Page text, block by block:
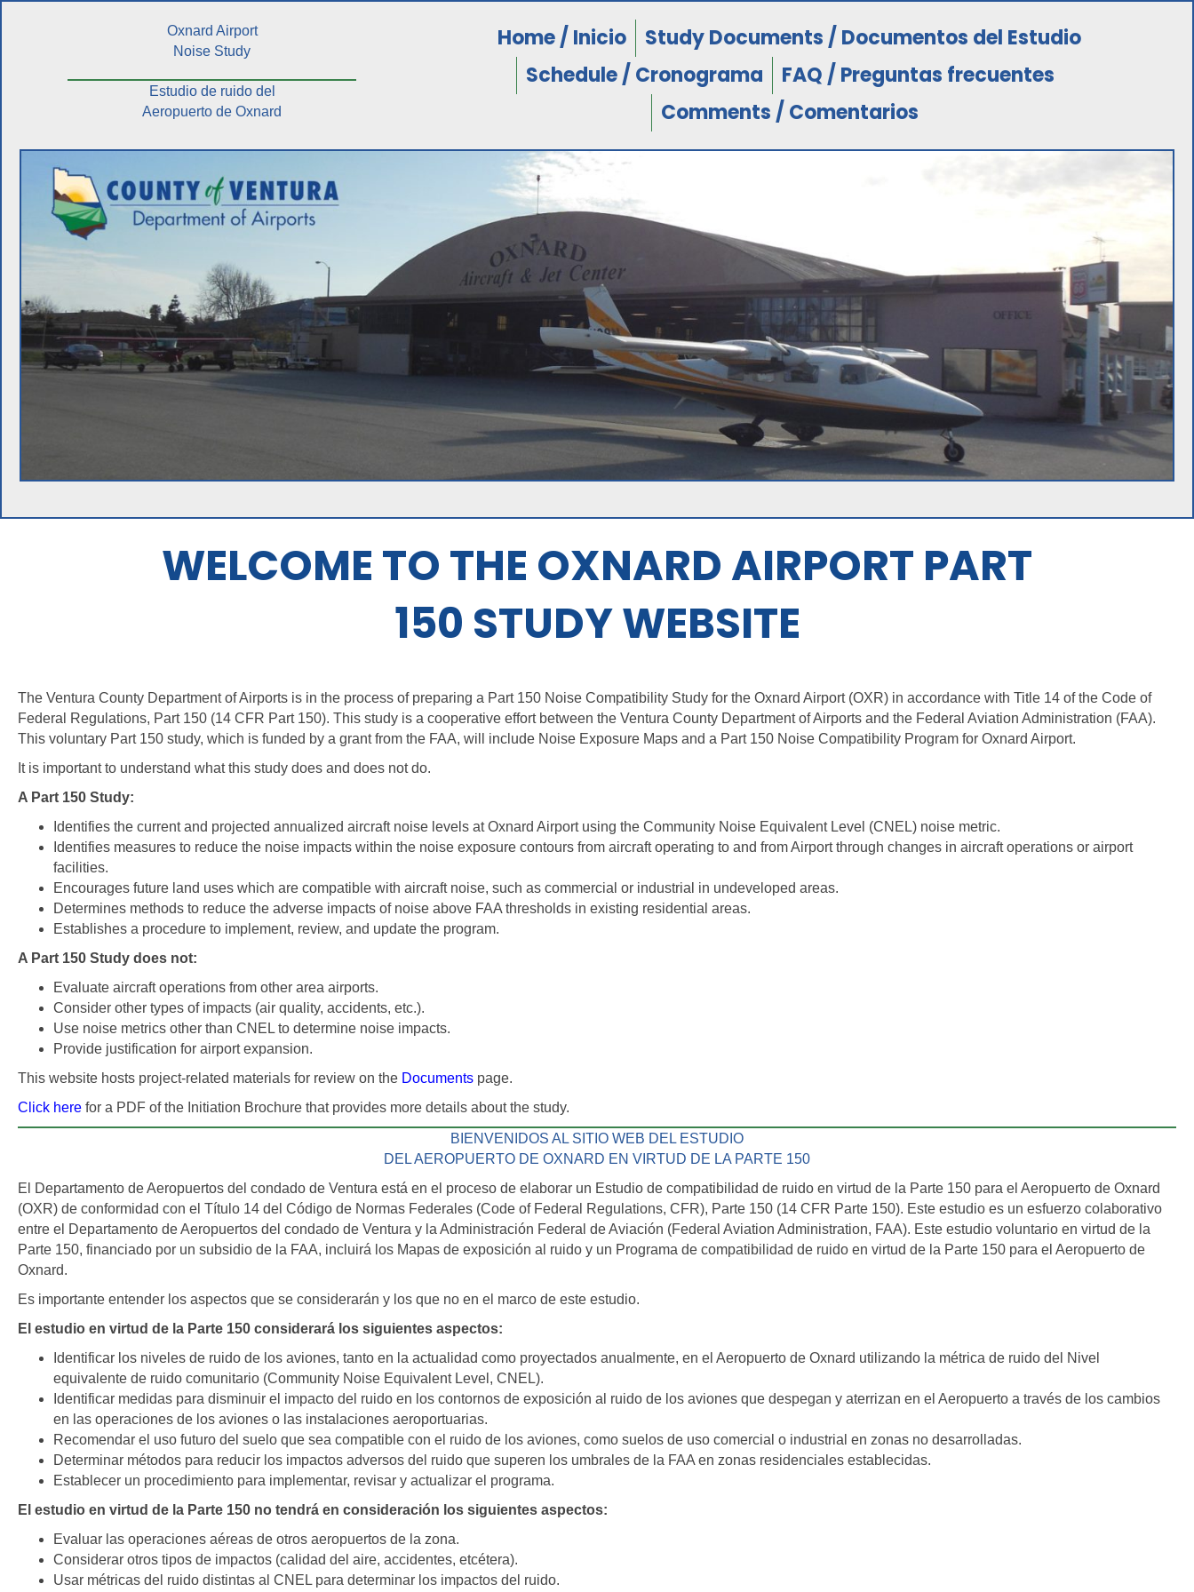
Oxnard Airport
Noise Study
Estudio de ruido del
Aeropuerto de Oxnard
Home / Inicio
Study Documents / Documentos del Estudio
Schedule / Cronograma
FAQ / Preguntas frecuentes
Comments / Comentarios
WELCOME TO THE OXNARD AIRPORT PART
150 STUDY WEBSITE
The Ventura County Department of Airports is in the process of preparing a Part 150 Noise Compatibility Study for the Oxnard Airport (OXR) in accordance with Title 14 of the Code of
Federal Regulations, Part 150 (14 CFR Part 150). This study is a cooperative effort between the Ventura County Department of Airports and the Federal Aviation Administration (FAA).
This voluntary Part 150 study, which is funded by a grant from the FAA, will include Noise Exposure Maps and a Part 150 Noise Compatibility Program for Oxnard Airport.
It is important to understand what this study does and does not do.
A Part 150 Study:
Identifies the current and projected annualized aircraft noise levels at Oxnard Airport using the Community Noise Equivalent Level (CNEL) noise metric.
Identifies measures to reduce the noise impacts within the noise exposure contours from aircraft operating to and from Airport through changes in aircraft operations or airport
facilities.
Encourages future land uses which are compatible with aircraft noise, such as commercial or industrial in undeveloped areas.
Determines methods to reduce the adverse impacts of noise above FAA thresholds in existing residential areas.
Establishes a procedure to implement, review, and update the program.
A Part 150 Study does not:
Evaluate aircraft operations from other area airports.
Consider other types of impacts (air quality, accidents, etc.).
Use noise metrics other than CNEL to determine noise impacts.
Provide justification for airport expansion.
This website hosts project-related materials for review on the Documents page.
Click here for a PDF of the Initiation Brochure that provides more details about the study.
BIENVENIDOS AL SITIO WEB DEL ESTUDIO
DEL AEROPUERTO DE OXNARD EN VIRTUD DE LA PARTE 150
El Departamento de Aeropuertos del condado de Ventura está en el proceso de elaborar un Estudio de compatibilidad de ruido en virtud de la Parte 150 para el Aeropuerto de Oxnard
(OXR) de conformidad con el Título 14 del Código de Normas Federales (Code of Federal Regulations, CFR), Parte 150 (14 CFR Parte 150). Este estudio es un esfuerzo colaborativo
entre el Departamento de Aeropuertos del condado de Ventura y la Administración Federal de Aviación (Federal Aviation Administration, FAA). Este estudio voluntario en virtud de la
Parte 150, financiado por un subsidio de la FAA, incluirá los Mapas de exposición al ruido y un Programa de compatibilidad de ruido en virtud de la Parte 150 para el Aeropuerto de
Oxnard.
Es importante entender los aspectos que se considerarán y los que no en el marco de este estudio.
El estudio en virtud de la Parte 150 considerará los siguientes aspectos:
Identificar los niveles de ruido de los aviones, tanto en la actualidad como proyectados anualmente, en el Aeropuerto de Oxnard utilizando la métrica de ruido del Nivel
equivalente de ruido comunitario (Community Noise Equivalent Level, CNEL).
Identificar medidas para disminuir el impacto del ruido en los contornos de exposición al ruido de los aviones que despegan y aterrizan en el Aeropuerto a través de los cambios
en las operaciones de los aviones o las instalaciones aeroportuarias.
Recomendar el uso futuro del suelo que sea compatible con el ruido de los aviones, como suelos de uso comercial o industrial en zonas no desarrolladas.
Determinar métodos para reducir los impactos adversos del ruido que superen los umbrales de la FAA en zonas residenciales establecidas.
Establecer un procedimiento para implementar, revisar y actualizar el programa.
El estudio en virtud de la Parte 150 no tendrá en consideración los siguientes aspectos:
Evaluar las operaciones aéreas de otros aeropuertos de la zona.
Considerar otros tipos de impactos (calidad del aire, accidentes, etcétera).
Usar métricas del ruido distintas al CNEL para determinar los impactos del ruido.